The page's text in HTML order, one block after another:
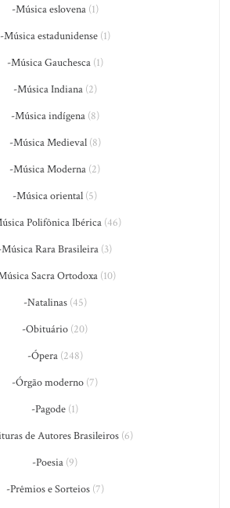
-Música eslovena(1)
-Música estadunidense(1)
-Música Gauchesca(1)
-Música Indiana(2)
-Música indígena(8)
-Música Medieval(8)
-Música Moderna (2)
-Música oriental (5)
Polifônica Ibérica(46)
Rara Brasileira (3)
Sacra Ortodoxa (10)
-Natalinas(45)
-Obituário (20)
-Ópera(248)
-Órgão moderno (7)
-Pagode (1)
de Autores Brasileiros(6)
-Poesia (9)
-Prêmios e Sorteios(7)